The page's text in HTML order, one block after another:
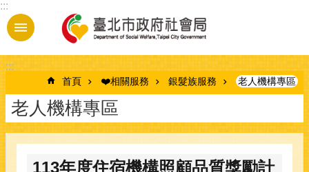
跳到主要內容區塊
:::
:::
首頁 ❤️相關服務 銀髮族服務 老人機構專區
老人機構專區
113年度住宿機構照顧品質獎勵計